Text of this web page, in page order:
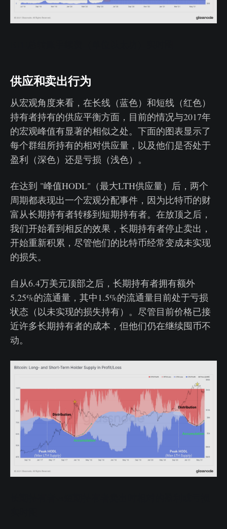
供应和卖出行为
从宏观角度来看，在长线（蓝色）和短线（红色）
持有者持有的供应平衡方面，目前的情况与2017年
的宏观峰值有显著的相似之处。下面的图表显示了
每个群组所持有的相对供应量，以及他们是否处于
盈利（深色）还是亏损（浅色）。
在达到 "峰值HODL"（最大LTH供应量）后，两个
周期都表现出一个宏观分配事件，因为比特币的财
富从长期持有者转移到短期持有者。在放顶之后，
我们开始看到相反的效果，长期持有者停止卖出，
开始重新积累，尽管他们的比特币经常变成未实现
的损失。
自从6.4万美元顶部之后，长期持有者拥有额外
5.25%的流通量，其中1.5%的流通量目前处于亏损
状态（以未实现的损失持有）。尽管目前价格已接
近许多长期持有者的成本，但他们仍在继续囤币不
动。